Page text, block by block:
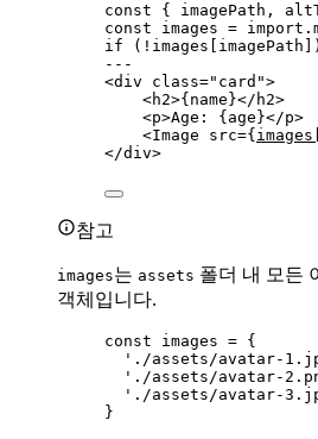
const { imagePath ,
const images = import.
if ( !
---
<div class=" card ">
<h2>{ name }</ h2>
<p>Age: { age }</p>
<Image src={
</div>
참고
images는 assets 폴더 내 모든
객체입니다.
const images = {
' ./assets/avatar-
' ./assets/avatar-
' ./assets/avatar-
}